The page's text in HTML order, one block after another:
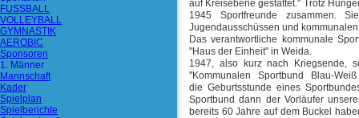
FUSSBALL
VOLLEYBALL
GYMNASTIK
AEROBIC
Sponsoren
1. Männer
Mannschaft
Kader
Spielplan
Spielberichte
auf Kreisebene gestattet." Trotz
1945 Sportfreunde zusammen.
Jugendausschüssen und
Das verantwortliche kommunale
"Haus der Einheit" in Weida.
1947, also kurz nach Kriegsende,
"Kommunalen Sportbund Blau-
die Geburtsstunde eines
Sportbund dann der Vorläufer
bereits 60 Jahre auf dem Buckel